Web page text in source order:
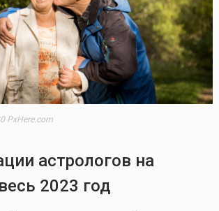
PxHere.com
астрологов на
2023 год